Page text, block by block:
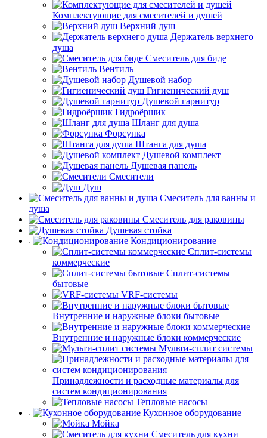
Комплектующие для смесителей и душей
Верхний душ
Держатель верхнего
душа
Смеситель для биде
Вентиль
Душевой набор
Гигиенический душ
Душевой гарнитур
Гидроёршик
Шланг для душа
Форсунка
Штанга для душа
Душевой комплект
Душевая панель
Смесители
Душ
Смеситель для ванны и
душа
Смеситель для раковины
Душевая стойка
Кондиционирование
Сплит-системы
коммерческие
Сплит-системы
бытовые
VRF-системы
Внутренние и наружные блоки бытовые
Внутренние и наружные блоки коммерческие
Мульти-сплит системы
Принадлежности и расходные материалы для
систем кондиционирования
Тепловые насосы
Кухонное оборудование
Мойка
Смеситель для кухни